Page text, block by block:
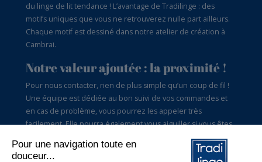
du linge de lit tendance ! L’avantage de Tradilinge : des
motifs uniques que vous ne retrouverez nulle part ailleurs.
Chaque motif est dessiné dans notre atelier de création à
Cambrai.
Notre valeur ajoutée : la proximité !
Pour nous contacter, rien de plus simple qu’un coup de fil !
Une équipe est dédiée au bon suivi de vos commandes et
en cas de problème, vous pourrez les appeler très
facilement. Elle pourra également vous aiguiller si vous êtes
perdus dans le choix des tailles par exemple. Tradilinge,
c’est aussi du conseil pour vous satisfaire.